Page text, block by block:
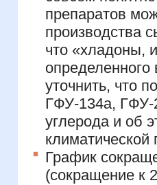
препаратов
производства
что «хладоны,
уточнить, что
ГФУ-134а, ГФУ
углерода и об
График
(сокращение к